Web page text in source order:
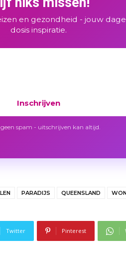
en gezondheid - jouw
dosis inspiratie.
Inschrijven
spam - uitschrijven kan altijd.
PARADIJS QUEENSLAND
Twitter Pinterest